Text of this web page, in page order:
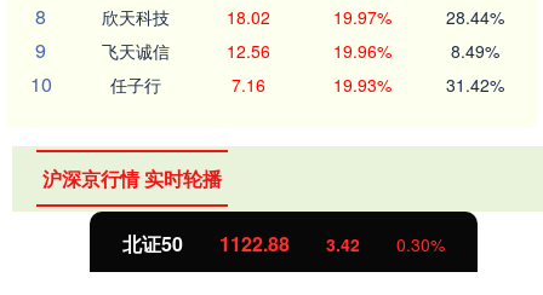
8 欣天科技 18.02 19.97% 28.44%
9 飞天诚信 12.56 19.96% 8.49%
10 任子行 7.16 19.93% 31.42%
沪深京行情 实时轮播
北证50 1122.88 3.42 0.30%